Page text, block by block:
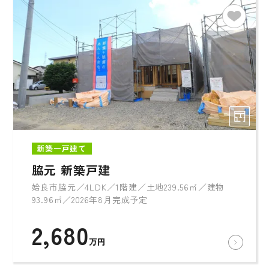
新築一戸建て
脇元 新築戸建
姶良市脇元／4LDK／1階建／土地239.56㎡／建物
93.96㎡／2026年8月完成予定
2,680万円